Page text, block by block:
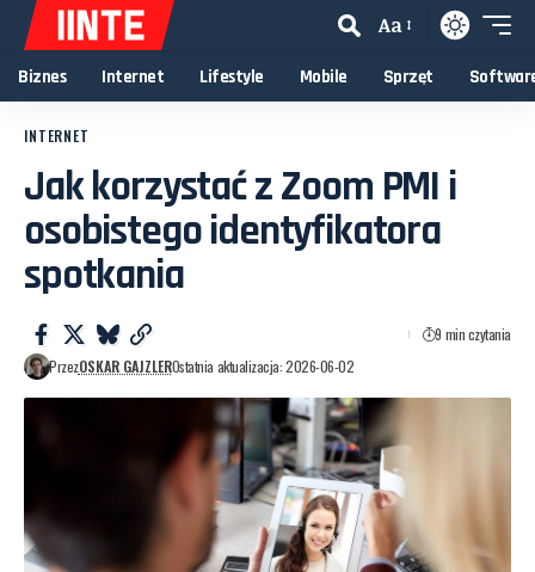
Aa
Biznes Internet Lifestyle Mobile Sprzęt
INTERNET
Jak korzystać z Zoom PMI i
osobistego identyfikatora
spotkania
PrzezOSKAR GAJZLEROstatnia aktualizacja: 2026-06-02
9 min czytania